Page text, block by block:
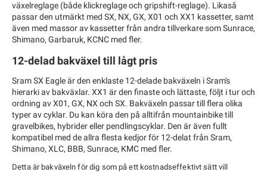
växelreglage (både klickreglage och gripshift-reglage). Likaså
passar den utmärkt med SX, NX, GX, X01 och XX1 kassetter, samt
även med massor av kassetter från andra tillverkare som Sunrace,
Shimano, Garbaruk, KCNC med fler.
12-delad bakväxel till lågt pris
Sram SX Eagle är den enklaste 12-delade bakväxeln i Sram's
hierarki av bakväxlar. XX1 är den finaste och lättaste, följt i tur och
ordning av X01, GX, NX och SX. Bakväxeln passar till flera olika
typer av cyklar. Du kan köra den på alltifrån mountainbike till
gravelbikes, hybrider eller pendlingscyklar. Den är även fullt
kompatibel med de allra flesta kedjor för 12-delat från Sram,
Shimano, XLC, BBB, Sunrace, KMC med fler.
Detta är bakväxeln för dig som på ett kostnadseffektivt sätt vill